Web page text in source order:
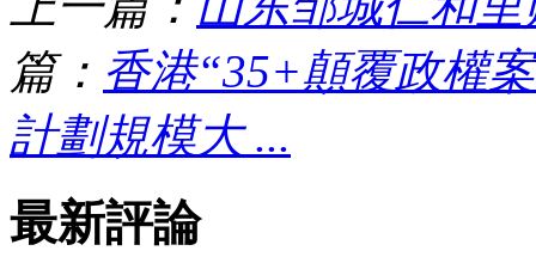
篇： 香港“35+顛覆政權
計劃規模大 ...
最新評論